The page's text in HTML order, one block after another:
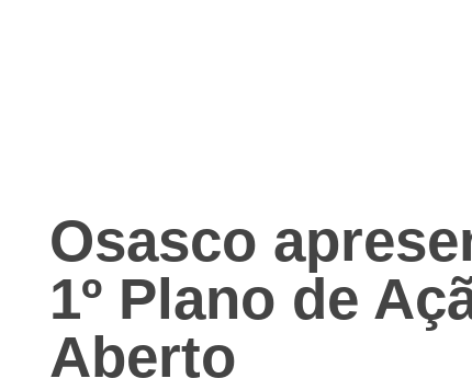
Osasco
1º Plano de
Aberto